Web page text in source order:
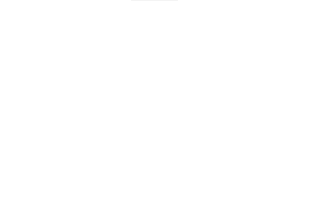
Un colpo sul microfono mi riporta alla realtà.